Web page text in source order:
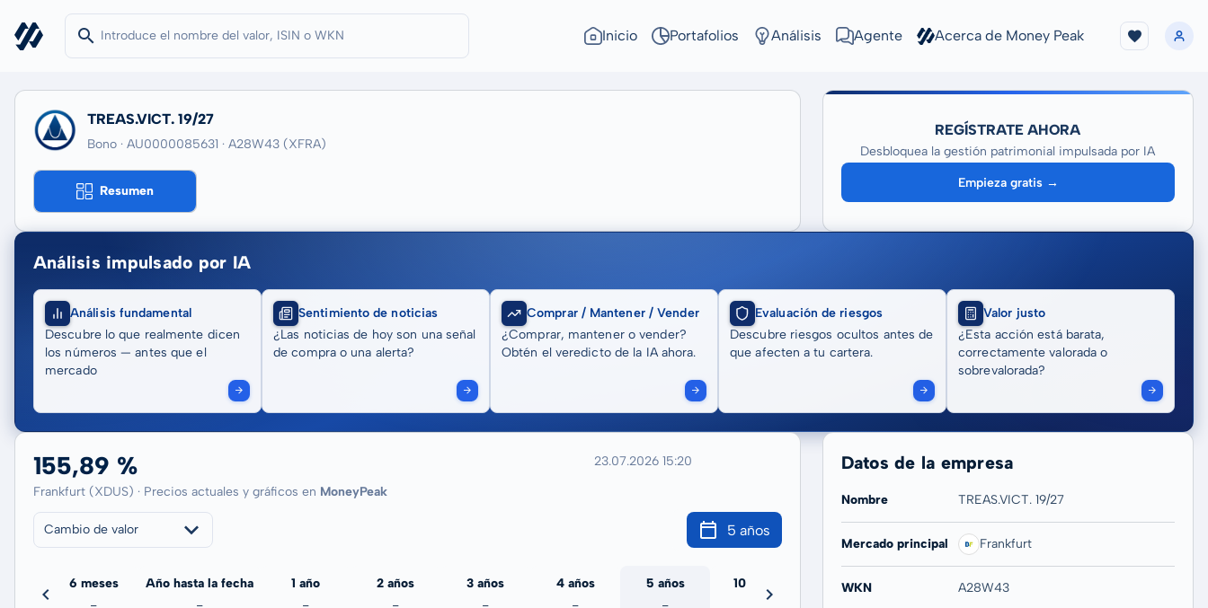
Inicio Portafolios Análisis Agente Acerca de Money Peak
TREAS.VICT. 19/27
Bono · AU0000085631 · A28W43 (XFRA)
Resumen
REGÍSTRATE AHORA
Desbloquea la gestión patrimonial impulsada por IA
Empieza gratis →
Análisis impulsado por IA
Análisis fundamental
Descubre lo que realmente dicen
los números — antes que el
mercado
Sentimiento de noticias
¿Las noticias de hoy son una señal
de compra o una alerta?
Comprar / Mantener / Vender
¿Comprar, mantener o vender?
Obtén el veredicto de la IA ahora.
Evaluación de riesgos
Descubre riesgos ocultos antes de
que afecten a tu cartera.
Valor justo
¿Esta acción está barata,
correctamente valorada o
sobrevalorada?
155,89 %
Frankfurt (XDUS) · Precios actuales y gráficos en MoneyPeak
23.07.2026 15:20
Cambio de valor 5 años
6 meses Año hasta la fecha 1 año 2 años 3 años 4 años 5 años 10 años 20 años
Datos de la empresa
Nombre TREAS.VICT. 19/27
Mercado principal Frankfurt
WKN A28W43